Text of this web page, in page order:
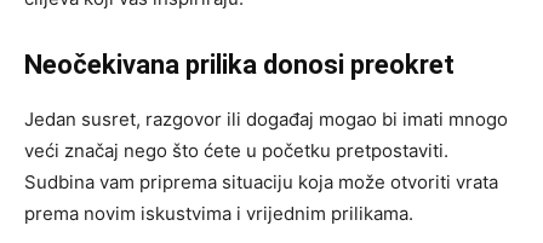
Neočekivana prilika donosi preokret
Jedan susret, razgovor ili događaj mogao bi imati mnogo
veći značaj nego što ćete u početku pretpostaviti.
Sudbina vam priprema situaciju koja može otvoriti vrata
prema novim iskustvima i vrijednim prilikama.